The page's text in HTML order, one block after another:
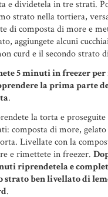
e dividetela in tre strati.
strato nella tortiera,
di composta di more e
aggiungete alcuni
curd e il secondo strato
5 minuti in freezer
la prima parte
.
la torta e proseguite
composta di more,
Livellate con la
e rimettete in freezer.
riprendetela e
strato ben livellato di
.